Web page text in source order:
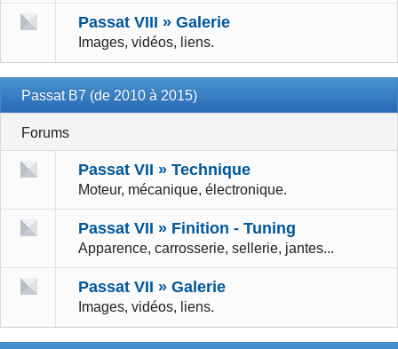
Passat VIII » Galerie
Images, vidéos, liens.
Passat B7 (de 2010 à 2015)
Forums
Passat VII » Technique
Moteur, mécanique, électronique.
Passat VII » Finition - Tuning
Apparence, carrosserie, sellerie, jantes...
Passat VII » Galerie
Images, vidéos, liens.